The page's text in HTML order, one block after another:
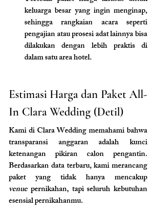
keluarga besar yang ingin menginap,
sehingga rangkaian acara seperti
pengajian atau prosesi adat lainnya bisa
dilakukan dengan lebih praktis di
dalam satu area hotel.
Estimasi Harga dan Paket All-
In Clara Wedding (Detil)
Kami di Clara Wedding memahami bahwa
transparansi anggaran adalah kunci
ketenangan pikiran calon pengantin.
Berdasarkan data terbaru, kami merancang
venue pernikahan, tapi seluruh kebutuhan
esensial pernikahanmu.